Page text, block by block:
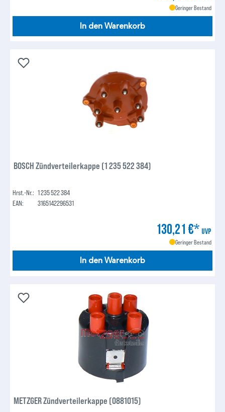
Geringer Bestand
In den Warenkorb
BOSCH Zündverteilerkappe (1 235 522 384)
Hrst.-Nr.: 1 235 522 384
EAN:
3165142296531
130,21 €* UVP
Geringer Bestand
In den Warenkorb
METZGER Zündverteilerkappe (0881015)